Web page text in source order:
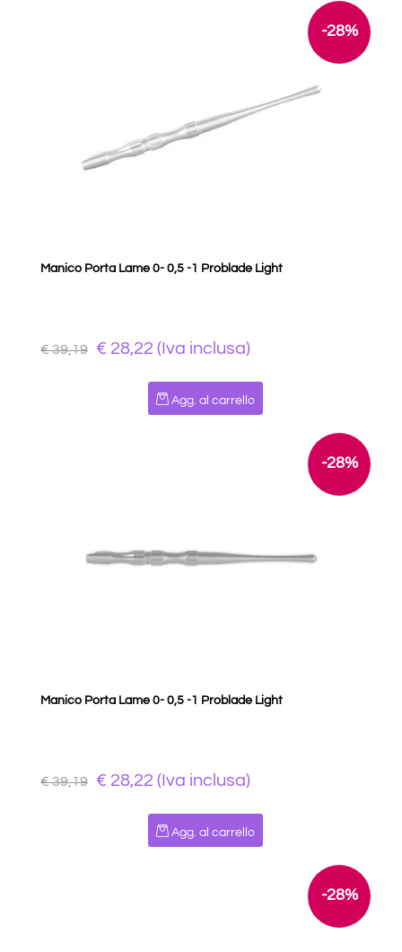
-28%
Manico Porta Lame 0- 0,5 -1 Problade Light
€ 39,19 € 28,22 (Iva inclusa)
Quantità
Agg. al carrello
-28%
Manico Porta Lame 0- 0,5 -1 Problade Light
€ 39,19 € 28,22 (Iva inclusa)
Quantità
Agg. al carrello
-28%